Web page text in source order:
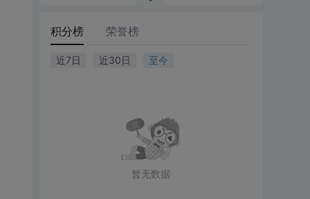
积分榜 荣誉榜
近7日 近30日 至今
暂无数据